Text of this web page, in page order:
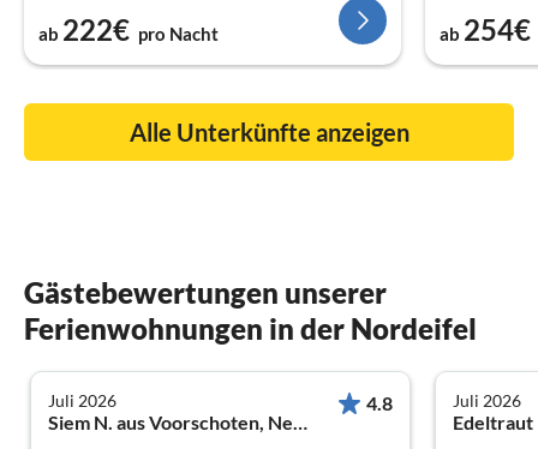
ab 222€ pro Nacht ab 254€
Alle Unterkünfte anzeigen
Gästebewertungen unserer
Ferienwohnungen in der Nordeifel
Juli 2026
Siem N. aus Voorschoten, Nederland
4.8 Juli 2026